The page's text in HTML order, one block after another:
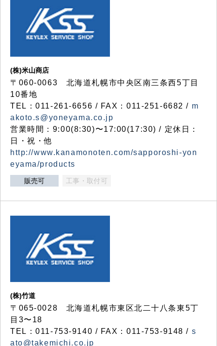
(株)米山商店
〒060-0063 北海道札幌市中央区南三条西5丁目
10番地
TEL：011-261-6656 / FAX：011-251-6682 / m
akoto.s@yoneyama.co.jp
営業時間：9:00(8:30)〜17:00(17:30) / 定休日：
日・祝・他
http://www.kanamonoten.com/sapporoshi-yon
eyama/products
販売可 工事・取付可
(株)竹道
〒065-0028 北海道札幌市東区北二十八条東5丁
目3〜18
TEL：011-753-9140 / FAX：011-753-9148 / s
ato@takemichi.co.jp